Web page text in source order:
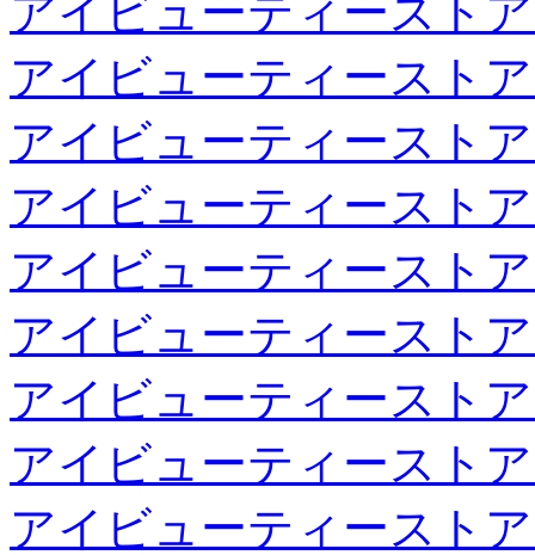
アイビューティースト
アイビューティースト
アイビューティースト
アイビューティースト
アイビューティースト
アイビューティースト
アイビューティースト
アイビューティースト
アイビューティースト